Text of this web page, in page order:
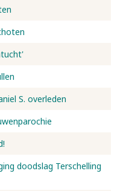
S. overleden
doodslag Terschelling